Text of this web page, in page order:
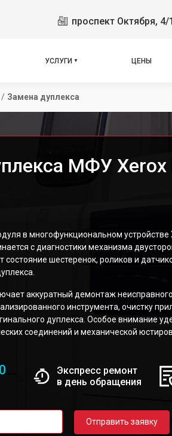
проспект Октября, 4/1
УСЛУГИ ЦЕНЫ
/ Замена дуплекса
МФУ Xerox
в многофункциональном
с диагностики механизма
состояние шестеренок, роликов и
аккуратный демонтаж
инструмента, очистку
дуплекса. Особое внимание
соединений и механической
Экспресс ремонт
в день обращения
Отправить заявку